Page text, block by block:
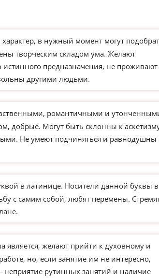
в нужный момент могут
творческим складом ума. Желают
предназначения, не проживают
другими людьми.
романтичными и
добрые. Могут быть склонны к
Не умеют подчиняться и равнодушны
в латинице. Носители данной буквы в
с самим собой, любят перемены.
является, желают прийти к духовному и
но, если занятие им не интересно,
неприятие рутинных занятий и наличие